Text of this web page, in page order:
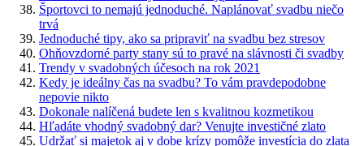
Športovci to nemajú jednoduché. Naplánovať svadbu niečo
trvá
Jednoduché tipy, ako sa pripraviť na svadbu bez stresov
Ohňovzdorné party stany sú to pravé na slávnosti či svadby
Trendy v svadobných účesoch na rok 2021
Kedy je ideálny čas na svadbu? To vám pravdepodobne
nepovie nikto
Dokonale nalíčená budete len s kvalitnou kozmetikou
Hľadáte vhodný svadobný dar? Venujte investičné zlato
Udržať si majetok aj v dobe krízy pomôže investícia do zlata